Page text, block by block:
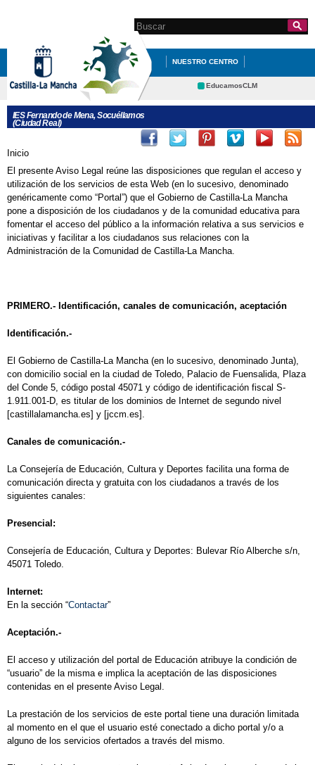
contenido
principal
Formulario de
búsqueda
Search this site
NUESTRO CENTRO
DEPARTAMENTOS
TABLÓN DE ANUNCIOS APSD
ELECCIONES A CONSEJO ESCOLAR:
PARA EL VOTO POR CORREO
PROYECTOS DE DIRECCIÓN
EducamosCLM
Deportes CRFP
IES Fernando de Mena, Socuéllamos
(Ciudad Real)
Se encuentra usted aquí
Inicio
El presente Aviso Legal reúne las disposiciones que regulan el acceso y
utilización de los servicios de esta Web (en lo sucesivo, denominado
genéricamente como “Portal”) que el Gobierno de Castilla-La Mancha
pone a disposición de los ciudadanos y de la comunidad educativa para
fomentar el acceso del público a la información relativa a sus servicios e
iniciativas y facilitar a los ciudadanos sus relaciones con la
Administración de la Comunidad de Castilla-La Mancha.
PRIMERO.- Identificación, canales de comunicación, aceptación
Identificación.-
El Gobierno de Castilla-La Mancha (en lo sucesivo, denominado Junta),
con domicilio social en la ciudad de Toledo, Palacio de Fuensalida, Plaza
del Conde 5, código postal 45071 y código de identificación fiscal S-
1.911.001-D, es titular de los dominios de Internet de segundo nivel
[castillalamancha.es] y [jccm.es].
Canales de comunicación.-
La Consejería de Educación, Cultura y Deportes facilita una forma de
comunicación directa y gratuita con los ciudadanos a través de los
siguientes canales:
Presencial:
Consejería de Educación, Cultura y Deportes: Bulevar Río Alberche s/n,
45071 Toledo.
Internet:
En la sección “Contactar”
Aceptación.-
El acceso y utilización del portal de Educación atribuye la condición de
“usuario” de la misma e implica la aceptación de las disposiciones
contenidas en el presente Aviso Legal.
La prestación de los servicios de este portal tiene una duración limitada
al momento en el que el usuario esté conectado a dicho portal y/o a
alguno de los servicios ofertados a través del mismo.